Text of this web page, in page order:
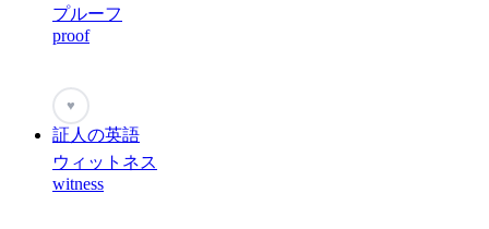
プルーフ
proof
♥
証人の英語
ウィットネス
witness